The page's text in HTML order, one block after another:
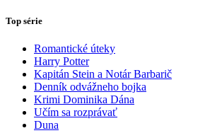
Top série
Romantické úteky
Harry Potter
Kapitán Stein a Notár Barbarič
Denník odvážneho bojka
Krimi Dominika Dána
Učím sa rozprávať
Duna